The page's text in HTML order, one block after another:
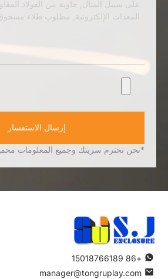
إرسال الاستفسار
*نحن نحترم سريتك وجميع المعلومات محمية.
+86 15018766189
manager@tongruplay.com